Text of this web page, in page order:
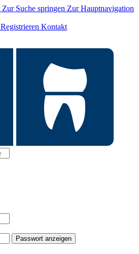
Zur Suche springen Zur Hauptnavigation
Registrieren Kontakt
Passwort anzeigen